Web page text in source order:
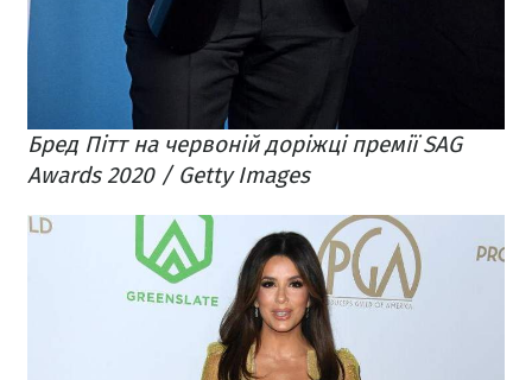
Бред Пітт на червоній доріжці премії SAG
Awards 2020 / Getty Images